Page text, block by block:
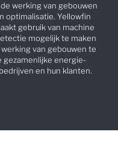
werking van gebouwen
optimalisatie. Yellowfin
gebruik van machine
mogelijk te maken
van gebouwen te
gezamenlijke energie-
en hun klanten.